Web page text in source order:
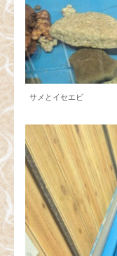
サメとイセエビ